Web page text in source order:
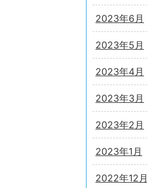
2023年6月
2023年5月
2023年4月
2023年3月
2023年2月
2023年1月
2022年12月